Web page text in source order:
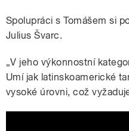
Spolupráci s Tomášem si
Julius Švarc.
„V jeho výkonnostní
Umí jak latinskoamerické
vysoké úrovni, což